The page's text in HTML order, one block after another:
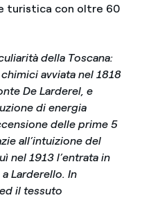
turistica con oltre 60
della Toscana:
avviata nel 1818
De Larderel, e
di energia
delle prime 5
all’intuizione del
nel 1913 l’entrata in
Larderello. In
il tessuto